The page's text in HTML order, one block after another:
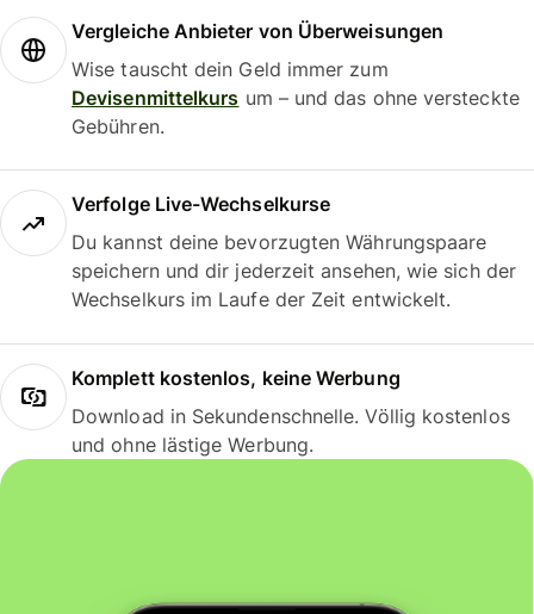
Vergleiche Anbieter von Überweisungen
Wise tauscht dein Geld immer zum
Devisenmittelkurs um – und das ohne versteckte
Gebühren.
Verfolge Live-Wechselkurse
Du kannst deine bevorzugten Währungspaare
speichern und dir jederzeit ansehen, wie sich der
Wechselkurs im Laufe der Zeit entwickelt.
Komplett kostenlos, keine Werbung
Download in Sekundenschnelle. Völlig kostenlos
und ohne lästige Werbung.